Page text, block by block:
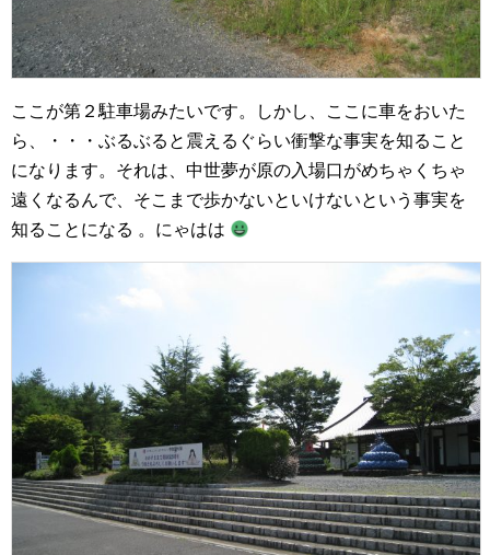
ここが第２駐車場みたいです。しかし、ここに車をおいた
ら、・・・ぶるぶると震えるぐらい衝撃な事実を知ること
になります。それは、中世夢が原の入場口がめちゃくちゃ
遠くなるんで、そこまで歩かないといけないという事実を
知ることになる 。にゃはは